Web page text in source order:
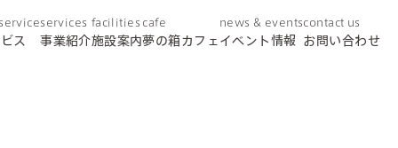
ス
services
事業紹介
facilities
施設案内
cafe
夢の箱カフェ
news & events
イベント情報
contact us
お問い合わせ